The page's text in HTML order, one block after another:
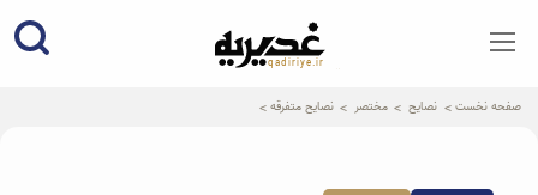
qadiriye.ir
نشریه ی غدیریه-بیانات استاد
صفحه نخست نصایح مختصر نصایح متفرقه